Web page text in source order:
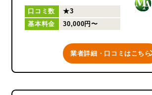
い。
私たち遺品整理のプロが、お亡
くなりになられた方がご使用さ
に整理致します。
いかにご遺族様の気持ちに寄り
見当たらない物なども、ご要望
口コミ数
★3
基本料金
30,000円〜
業者詳細・口コミはこちら